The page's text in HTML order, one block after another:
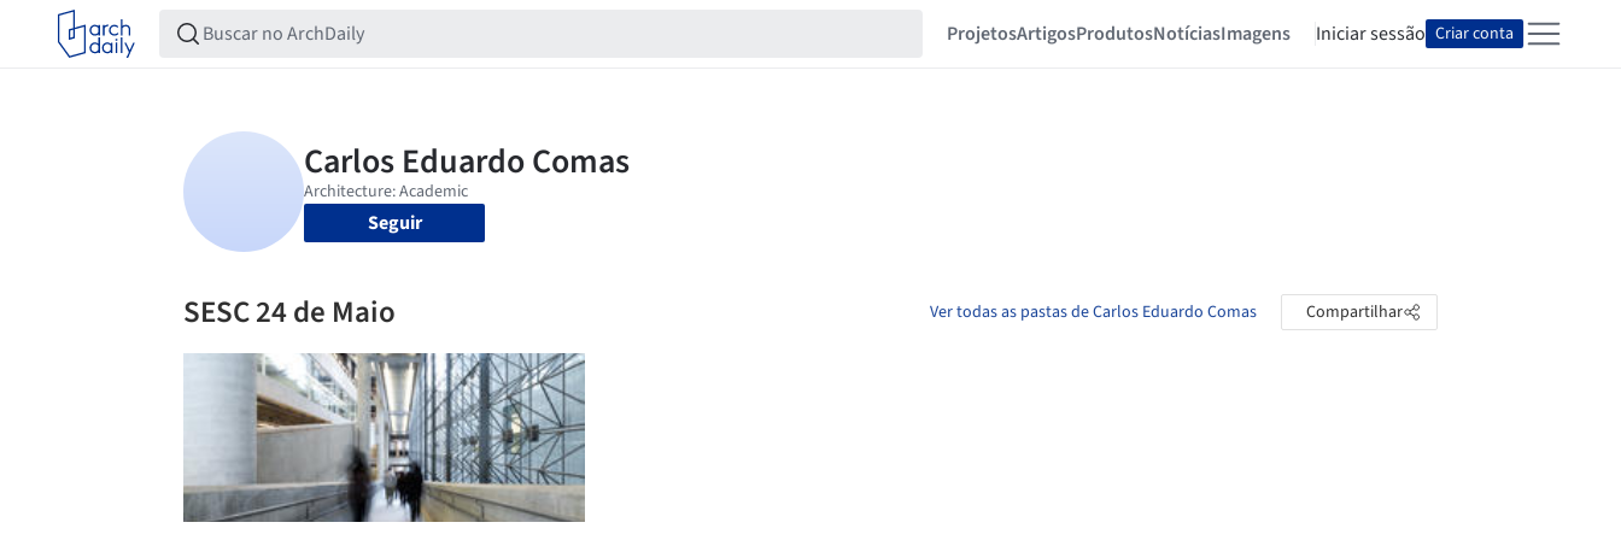
ProjetosArtigosProdutosNotíciasImagens Iniciar sessão Criar conta
Seguir
SESC 24 de Maio Ver todas as pastas de Carlos Eduardo Comas Compartilhar